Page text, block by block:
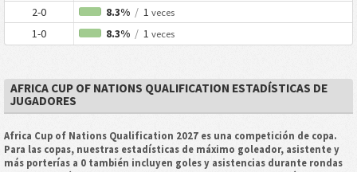
2-0 8.3% /1 veces
1-0 8.3% /1 veces
AFRICA CUP OF NATIONS QUALIFICATION ESTADÍSTICAS DE
JUGADORES
Africa Cup of Nations Qualification 2027 es una competición de copa.
Para las copas, nuestras estadísticas de máximo goleador, asistente y
más porterías a 0 también incluyen goles y asistencias durante rondas